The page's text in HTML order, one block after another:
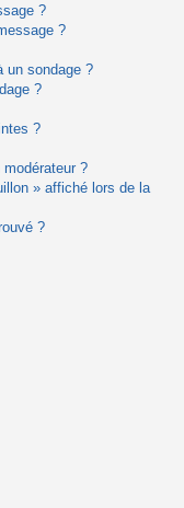
?
?
un sondage ?
?
?
?
» affiché lors de la
?